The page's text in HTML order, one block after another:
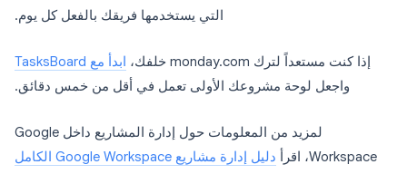
التي يستخدمها فريقك بالفعل كل يوم.
إذا كنت مستعداً لترك monday.com خلفك،
ابدأ مع TasksBoard
واجعل لوحة مشروعك الأولى تعمل في أقل من خمس دقائق.
لمزيد من المعلومات حول إدارة المشاريع داخل Google
Workspace، اقرأ
دليل إدارة مشاريع Google Workspace الكامل